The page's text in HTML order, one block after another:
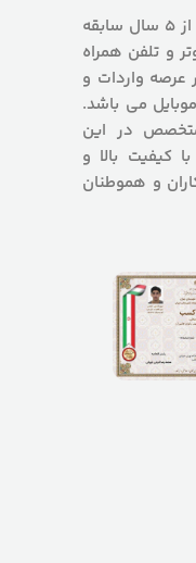
گروه بازرگانی هایومی با بیش از 5 سال سابقه
و تلفن همراه
عرصه واردات و
می باشد.
در این
کیفیت بالا و
و هموطنان